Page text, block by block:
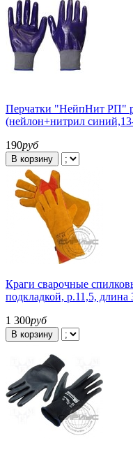
Перчатки "НейпНит РП"
(нейлон+нитрил
190руб
В корзину
Краги сварочные
подкладкой, р.11,5,
1 300руб
В корзину